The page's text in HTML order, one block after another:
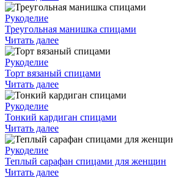
Рукоделие
Треугольная манишка спицами
Читать далее
Рукоделие
Торт вязаный спицами
Читать далее
Рукоделие
Тонкий кардиган спицами
Читать далее
Рукоделие
Теплый сарафан спицами для женщин
Читать далее